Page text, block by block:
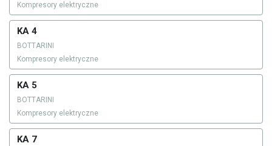
Kompresory elektryczne
KA 4
BOTTARINI
Kompresory elektryczne
KA 5
BOTTARINI
Kompresory elektryczne
KA 7